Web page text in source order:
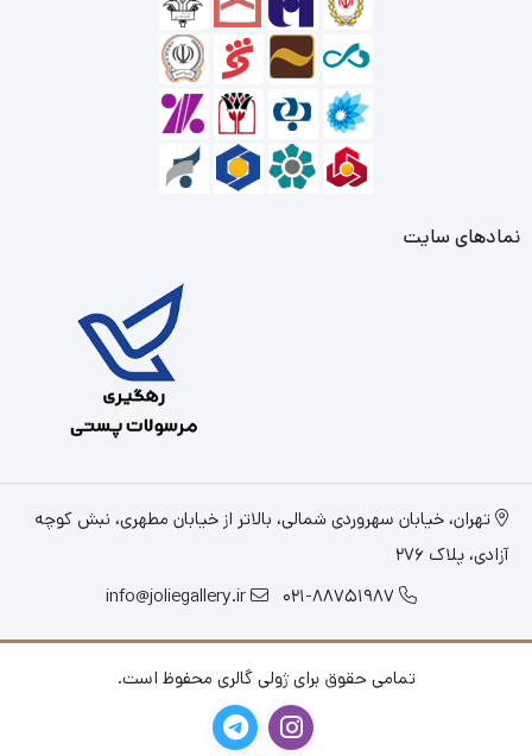
نمادهای سایت
تهران، خیابان سهروردی شمالی، بالاتر از خیابان مطهری، نبش کوچه
آزادی، پلاک 276
021-88751987
info@joliegallery.ir
تمامی حقوق برای ژولی گالری محفوظ است.